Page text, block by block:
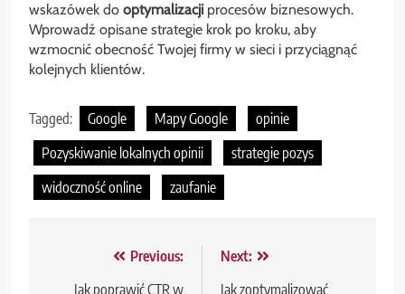
wskazówek do optymalizacji procesów biznesowych.
Wprowadź opisane strategie krok po kroku, aby
wzmocnić obecność Twojej firmy w sieci i przyciągnąć
kolejnych klientów.
Tagged: Google Mapy Google
opinie
Pozyskiwanie lokalnych opinii
strategie pozys
widoczność online
zaufanie
NawigacjaPrevious:
Jak poprawić CTR w
Next:
Jak zoptymalizować